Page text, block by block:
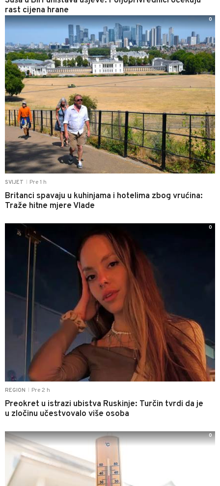
rast cijena hrane
SVIJET Pre 1 h
Britanci spavaju u kuhinjama i hotelima zbog vrućina:
Traže hitne mjere Vlade
0
REGION Pre 2 h
Preokret u istrazi ubistva Ruskinje: Turčin tvrdi da je
u zločinu učestvovalo više osoba
0
0